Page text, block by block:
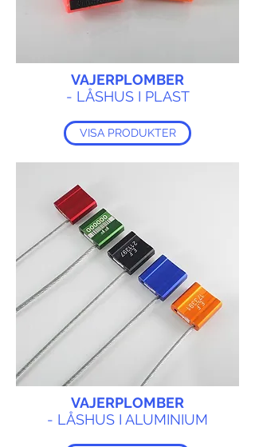
VAJERPLOMBER
- LÅSHUS I PLAST
VISA PRODUKTER
VAJERPLOMBER
- LÅSHUS I ALUMINIUM